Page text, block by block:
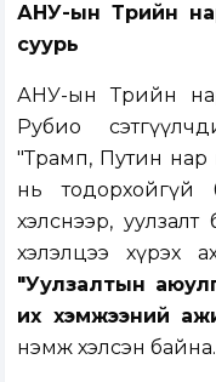
АНУ-ын Төрийн
суурь
АНУ-ын Төрийн
Рубио
"Трамп, Путин нар
нь тодорхойгүй
хэлснээр,
хэлэлцээ хүрэх
"Уулзалтын
их хэмжээний
нэмж хэлсэн байна.